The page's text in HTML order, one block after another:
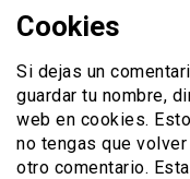
Cookies
Si dejas un
guardar tu nombre,
web en cookies.
no tengas que
otro comentario.